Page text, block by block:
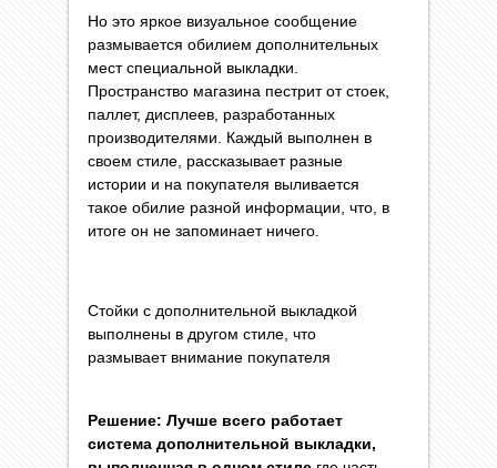
Но это яркое визуальное сообщение
размывается обилием дополнительных
мест специальной выкладки.
Пространство магазина пестрит от стоек,
паллет, дисплеев, разработанных
производителями. Каждый выполнен в
своем стиле, рассказывает разные
истории и на покупателя выливается
такое обилие разной информации, что, в
итоге он не запоминает ничего.
Стойки с дополнительной выкладкой
выполнены в другом стиле, что
размывает внимание покупателя
Решение: Лучше всего работает
система дополнительной выкладки,